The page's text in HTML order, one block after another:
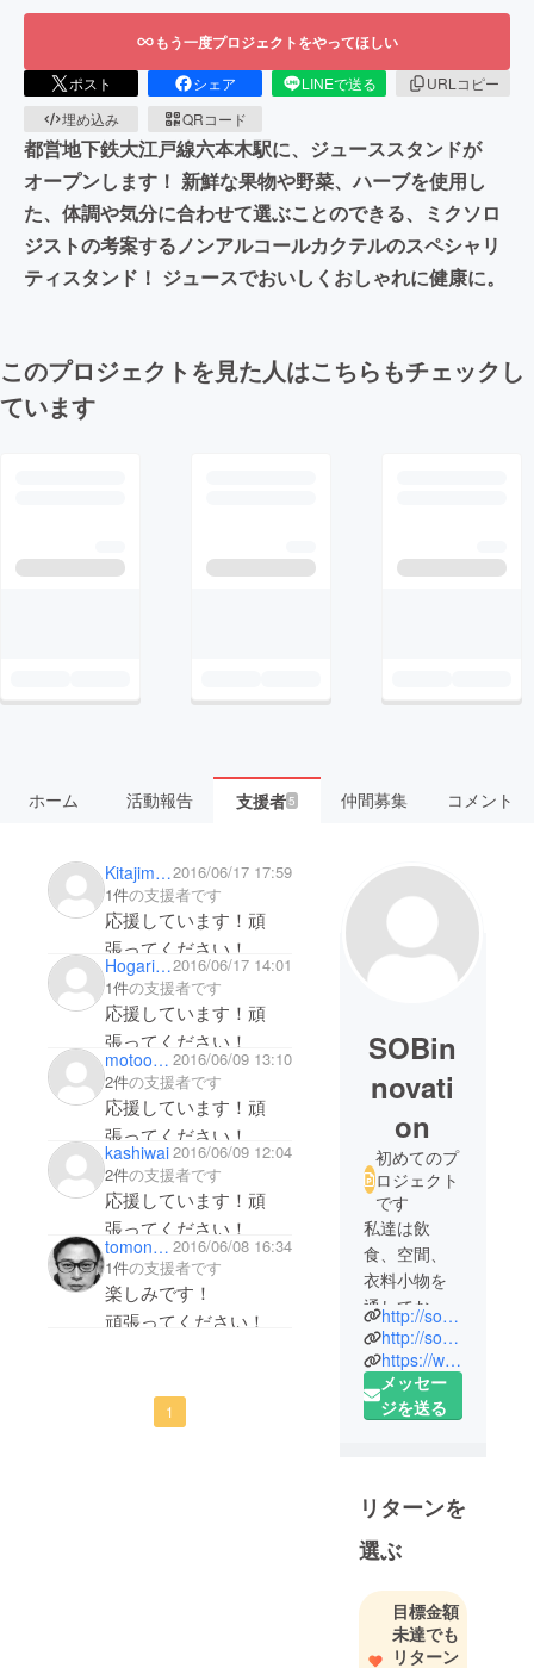
もう一度プロジェクトをやってほしい
ポスト シェア LINEで送る
URLコピー
埋め込み
QRコード
都営地下鉄大江戸線六本木駅に、ジューススタンドが
オープンします！ 新鮮な果物や野菜、ハーブを使用し
た、体調や気分に合わせて選ぶことのできる、ミクソロ
ジストの考案するノンアルコールカクテルのスペシャリ
ティスタンド！ ジュースでおいしくおしゃれに健康に。
このプロジェクトを見た人はこちらもチェックし
ています
ホーム 活動報告 支援者5 仲間募集 コメント
Kitajima Kouji2016/06/17 17:59
1件の支援者です
応援しています！頑
張ってください！
Hogari Ryoichi2016/06/17 14:01
1件の支援者です
応援しています！頑
張ってください！
motookobayashi 2016/06/09 13:10
2件の支援者です
応援しています！頑
張ってください！
kashiwai2016/06/09 12:04
2件の支援者です
応援しています！頑
張ってください！
tomonorisuzuki 2016/06/08 16:34
1件の支援者です
楽しみです！
頑張ってください！
1
SOBin
novati
on
初めてのプ
ロジェクト
です
私達は飲
食、空間、
衣料小物を
通してお客
様の笑顔と
生活デザイ
ンを追求し
ます。
違いから生
まれる価値
観で、地
域、社会に
対し良い雰
囲気になれ
http://sob-inc.co.jp/
http://sob-fb.com/pleindevie/
https://www.facebook.com/sob.pleindevie/
メッセー
ジを送る
リターンを
選ぶ
目標金額
未達でも
リターン